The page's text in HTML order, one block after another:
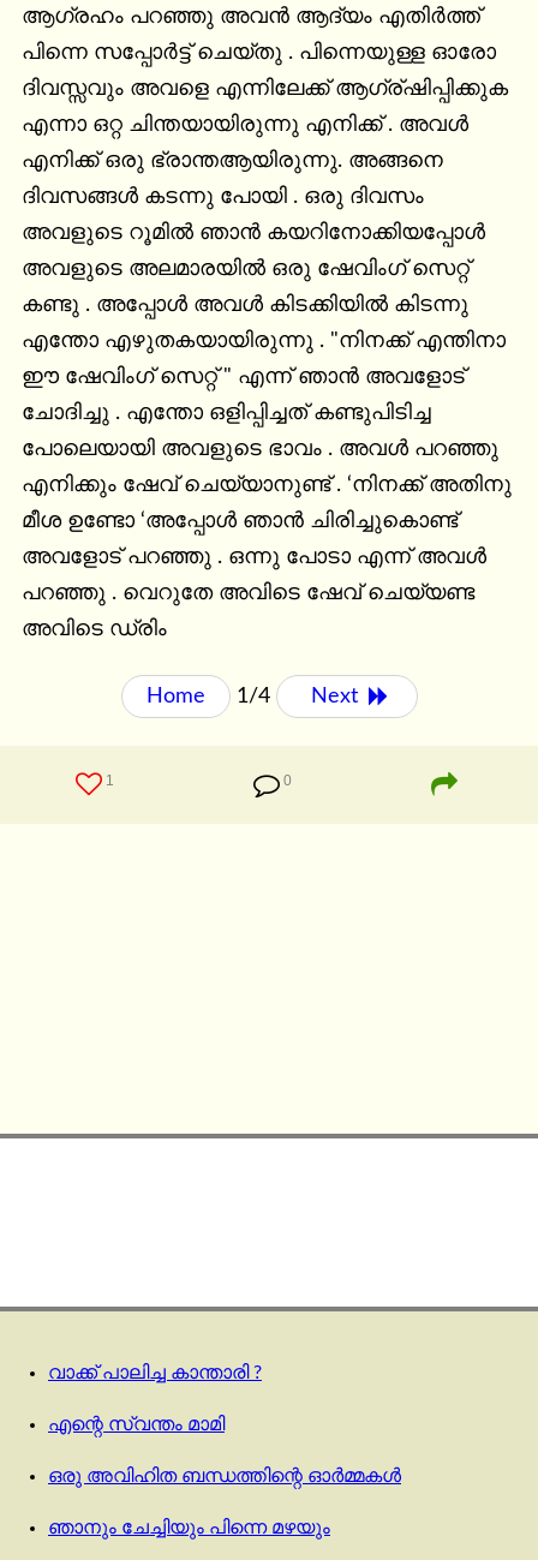
ആഗ്രഹം പറഞ്ഞു അവൻ ആദ്യം എതിർത്ത്
പിന്നെ സപ്പോർട്ട് ചെയ്തു . പിന്നെയുള്ള ഓരോ
ദിവസ്സവും അവളെ എന്നിലേക്ക് ആഗ്ര്ഷിപ്പിക്കുക
എന്നാ ഒറ്റ ചിന്തയായിരുന്നു എനിക്ക് . അവൾ
എനിക്ക് ഒരു ഭ്രാന്തആയിരുന്നു. അങ്ങനെ
ദിവസങ്ങൾ കടന്നു പോയി . ഒരു ദിവസം
അവളുടെ റൂമിൽ ഞാൻ കയറിനോക്കിയപ്പോൾ
അവളുടെ അലമാരയിൽ ഒരു ഷേവിംഗ് സെറ്റ്
കണ്ടു . അപ്പോൾ അവൾ കിടക്കിയിൽ കിടന്നു
എന്തോ എഴുതകയായിരുന്നു . "നിനക്ക് എന്തിനാ
ഈ ഷേവിംഗ് സെറ്റ് " എന്ന് ഞാൻ അവളോട്
ചോദിച്ചു . എന്തോ ഒളിപ്പിച്ചത് കണ്ടുപിടിച്ച
പോലെയായി അവളുടെ ഭാവം . അവൾ പറഞ്ഞു
എനിക്കും ഷേവ് ചെയ്യാനുണ്ട് . ‘നിനക്ക് അതിനു
മീശ ഉണ്ടോ ‘അപ്പോൾ ഞാൻ ചിരിച്ചുകൊണ്ട്
അവളോട് പറഞ്ഞു . ഒന്നു പോടാ എന്ന് അവൾ
പറഞ്ഞു . വെറുതേ അവിടെ ഷേവ് ചെയ്യണ്ട
അവിടെ ഡ്രിം
Home 1/4 Next
1 0
വാക്ക് പാലിച്ച കാന്താരി ?
എന്റെ സ്വന്തം മാമി
ഒരു അവിഹിത ബന്ധത്തിന്റെ ഓർമ്മകൾ
ഞാനും ചേച്ചിയും പിന്നെ മഴയും